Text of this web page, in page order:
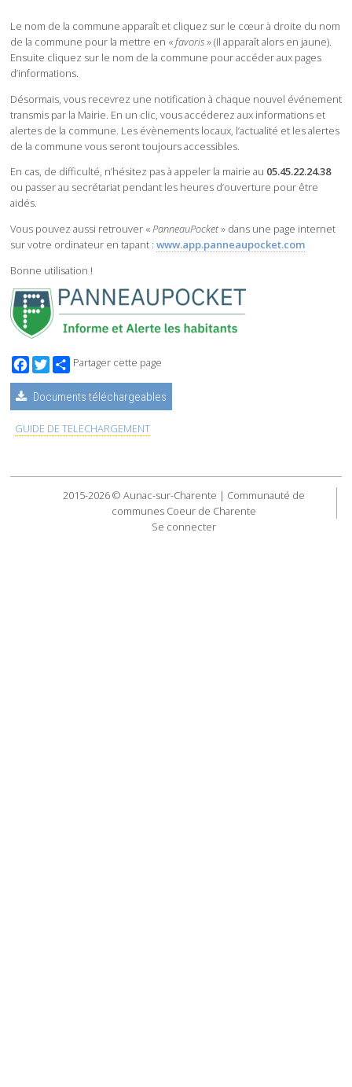
Le nom de la commune apparaît et cliquez sur le cœur à droite du nom
de la commune pour la mettre en «favoris» (Il apparaît alors en jaune).
Ensuite cliquez sur le nom de la commune pour accéder aux pages
d’informations.
Désormais, vous recevrez une notification à chaque nouvel événement
transmis par la Mairie. En un clic, vous accéderez aux informations et
alertes de la commune. Les évènements locaux, l’actualité et les alertes
de la commune vous seront toujours accessibles.
En cas, de difficulté, n’hésitez pas à appeler la mairie au 05.45.22.24.38
ou passer au secrétariat pendant les heures d’ouverture pour être
aidés.
Vous pouvez aussi retrouver «PanneauPocket» dans une page internet
sur votre ordinateur en tapant : www.app.panneaupocket.com
Bonne utilisation !
Facebook
TwitterPartager cette page
Documents téléchargeables
GUIDE DE TELECHARGEMENT
2015-2026 © Aunac-sur-Charente | Communauté de
communes Coeur de Charente
Se connecter